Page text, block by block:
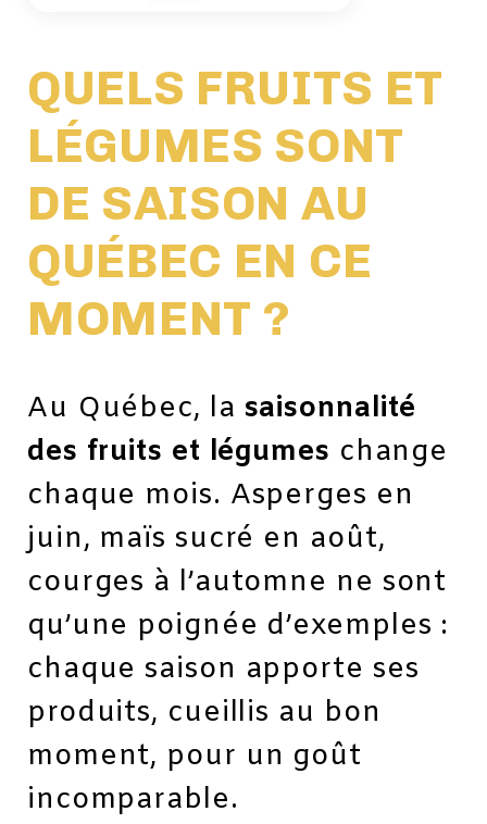
QUELS FRUITS ET
LÉGUMES SONT
DE SAISON AU
QUÉBEC EN CE
MOMENT ?
Au Québec, la saisonnalité
des fruits et légumes change
chaque mois. Asperges en
juin, maïs sucré en août,
courges à l’automne ne sont
qu’une poignée d’exemples :
chaque saison apporte ses
produits, cueillis au bon
moment, pour un goût
incomparable.